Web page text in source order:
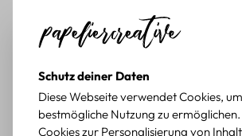
Durchschnittliche Bewertung von 5 von 5
Erika G.diesen Monat
Schöne Motive
Die Sticker passen gut zu meinen
wieder kaufen.
BEWERTETER ARTIKEL
Schutz deiner Daten
Diese Webseite verwendet Cookies,
bestmögliche Nutzung zu
Cookies zur Personalisierung von